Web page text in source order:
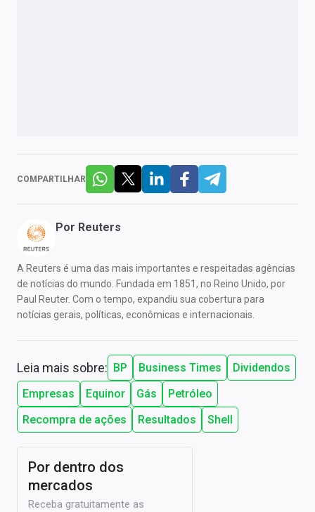
COMPARTILHAR
Por Reuters
A Reuters é uma das mais importantes e respeitadas agências
de notícias do mundo. Fundada em 1851, no Reino Unido, por
Paul Reuter. Com o tempo, expandiu sua cobertura para
notícias gerais, políticas, econômicas e internacionais.
Leia mais sobre: BP Business Times
Dividendos
Empresas
Equinor Gás
Petróleo
Recompra de ações
Resultados Shell
Por dentro dos
mercados
Receba gratuitamente as